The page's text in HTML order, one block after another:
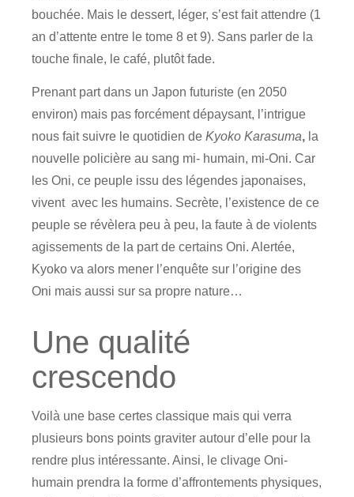
bouchée. Mais le dessert, léger, s’est fait attendre (1
an d’attente entre le tome 8 et 9). Sans parler de la
touche finale, le café, plutôt fade.
Prenant part dans un Japon futuriste (en 2050
environ) mais pas forcément dépaysant, l’intrigue
nous fait suivre le quotidien de Kyoko Karasuma, la
nouvelle policière au sang mi- humain, mi-Oni. Car
les Oni, ce peuple issu des légendes japonaises,
vivent avec les humains. Secrète, l’existence de ce
peuple se révèlera peu à peu, la faute à de violents
agissements de la part de certains Oni. Alertée,
Kyoko va alors mener l’enquête sur l’origine des
Oni mais aussi sur sa propre nature…
Une qualité
crescendo
Voilà une base certes classique mais qui verra
plusieurs bons points graviter autour d’elle pour la
rendre plus intéressante. Ainsi, le clivage Oni-
humain prendra la forme d’affrontements physiques,